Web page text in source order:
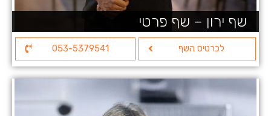
שף ירון – שף פרטי
לכרטיס השף 053-5379541